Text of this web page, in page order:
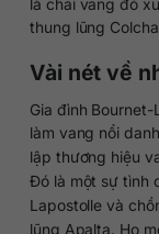
thung lũng
Vài nét về
Gia đình
làm vang nổi
lập thương hiệu
Đó là một sự tình
Lapostolle và
lũng Apalta. Họ